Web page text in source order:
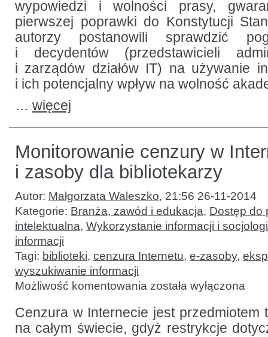
wypowiedzi i wolności prasy,
pierwszej poprawki do Konstytucji
autorzy postanowili sprawdzić
i decydentów (przedstawicieli
i zarządów działów IT) na używanie
i ich potencjalny wpływ na wolność
… więcej
Monitorowanie cenzury w
i zasoby dla bibliotekarzy
Autor: Małgorzata Waleszko, 21:56 26-11-2014
Kategorie: Branża, zawód i edukacja, Dostęp do
intelektualna, Wykorzystanie informacji i
informacji
Tagi: biblioteki, cenzura Internetu, e-zasoby,
wyszukiwanie informacji
Możliwość komentowania Monitorowanie
cenzury
metody
i zasoby
dla
została wyłączona
Cenzura w Internecie jest przedmiotem
na całym świecie, gdyż restrykcje